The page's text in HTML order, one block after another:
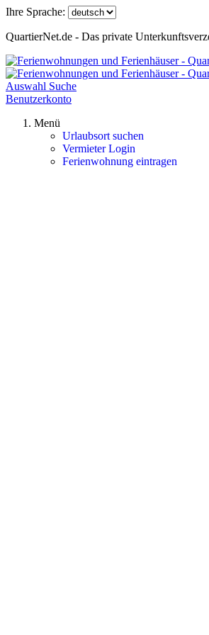
Ihre Sprache:
QuartierNet.de - Das private
Auswahl Suche
Benutzerkonto
Menü
Urlaubsort suchen
Vermieter Login
Ferienwohnung eintragen